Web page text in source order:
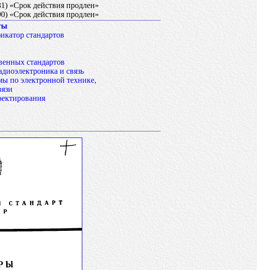
«Срок действия продлен»
«Срок действия продлен»
стандартов
стандартов
и связь
по электронной технике,